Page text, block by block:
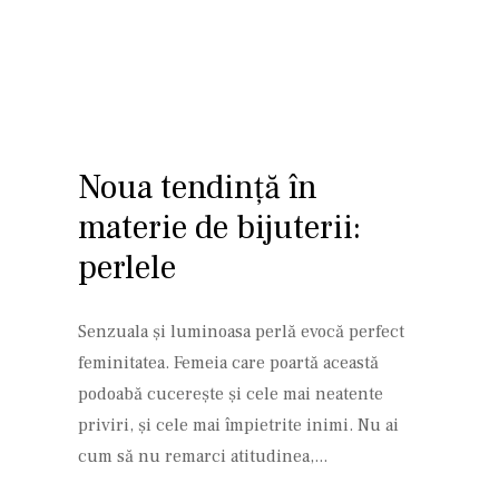
Noua tendință în
materie de bijuterii:
perlele
Senzuala și luminoasa perlă evocă perfect
feminitatea. Femeia care poartă această
podoabă cucerește și cele mai neatente
priviri, și cele mai împietrite inimi. Nu ai
cum să nu remarci atitudinea,...